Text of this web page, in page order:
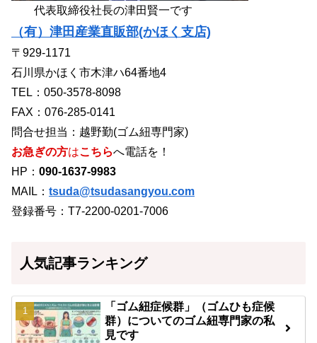
代表取締役社長の津田賢一です
（有）津田産業直販部(かほく支店)
〒929-1171
石川県かほく市木津ハ64番地4
TEL：050-3578-8098
FAX：076-285-0141
問合せ担当：越野勤(ゴム紐専門家)
お急ぎの方はこちらへ電話を！
HP： 090-1637-9983
MAIL： tsuda@tsudasangyou.com
登録番号：T7-2200-0201-7006
人気記事ランキング
「ゴム紐症候群」（ゴムひも症候
群）についてのゴム紐専門家の私
見です